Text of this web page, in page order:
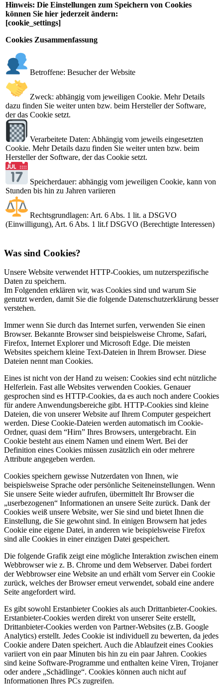
Hinweis: Die Einstellungen zum Speichern von Cookies
können Sie hier jederzeit ändern:
[cookie_settings]
Cookies Zusammenfassung
Betroffene: Besucher der Website
Zweck: abhängig vom jeweiligen Cookie. Mehr Details
dazu finden Sie weiter unten bzw. beim Hersteller der Software,
der das Cookie setzt.
Verarbeitete Daten: Abhängig vom jeweils eingesetzten
Cookie. Mehr Details dazu finden Sie weiter unten bzw. beim
Hersteller der Software, der das Cookie setzt.
Speicherdauer: abhängig vom jeweiligen Cookie, kann von
Stunden bis hin zu Jahren variieren
Rechtsgrundlagen: Art. 6 Abs. 1 lit. a DSGVO
(Einwilligung), Art. 6 Abs. 1 lit.f DSGVO (Berechtigte Interessen)
Was sind Cookies?
Unsere Website verwendet HTTP-Cookies, um nutzerspezifische
Daten zu speichern.
Im Folgenden erklären wir, was Cookies sind und warum Sie
genutzt werden, damit Sie die folgende Datenschutzerklärung besser
verstehen.
Immer wenn Sie durch das Internet surfen, verwenden Sie einen
Browser. Bekannte Browser sind beispielsweise Chrome, Safari,
Firefox, Internet Explorer und Microsoft Edge. Die meisten
Websites speichern kleine Text-Dateien in Ihrem Browser. Diese
Dateien nennt man Cookies.
Eines ist nicht von der Hand zu weisen: Cookies sind echt nützliche
Helferlein. Fast alle Websites verwenden Cookies. Genauer
gesprochen sind es HTTP-Cookies, da es auch noch andere Cookies
für andere Anwendungsbereiche gibt. HTTP-Cookies sind kleine
Dateien, die von unserer Website auf Ihrem Computer gespeichert
werden. Diese Cookie-Dateien werden automatisch im Cookie-
Ordner, quasi dem “Hirn” Ihres Browsers, untergebracht. Ein
Cookie besteht aus einem Namen und einem Wert. Bei der
Definition eines Cookies müssen zusätzlich ein oder mehrere
Attribute angegeben werden.
Cookies speichern gewisse Nutzerdaten von Ihnen, wie
beispielsweise Sprache oder persönliche Seiteneinstellungen. Wenn
Sie unsere Seite wieder aufrufen, übermittelt Ihr Browser die
„userbezogenen“ Informationen an unsere Seite zurück. Dank der
Cookies weiß unsere Website, wer Sie sind und bietet Ihnen die
Einstellung, die Sie gewohnt sind. In einigen Browsern hat jedes
Cookie eine eigene Datei, in anderen wie beispielsweise Firefox
sind alle Cookies in einer einzigen Datei gespeichert.
Die folgende Grafik zeigt eine mögliche Interaktion zwischen einem
Webbrowser wie z. B. Chrome und dem Webserver. Dabei fordert
der Webbrowser eine Website an und erhält vom Server ein Cookie
zurück, welches der Browser erneut verwendet, sobald eine andere
Seite angefordert wird.
Es gibt sowohl Erstanbieter Cookies als auch Drittanbieter-Cookies.
Erstanbieter-Cookies werden direkt von unserer Seite erstellt,
Drittanbieter-Cookies werden von Partner-Websites (z.B. Google
Analytics) erstellt. Jedes Cookie ist individuell zu bewerten, da jedes
Cookie andere Daten speichert. Auch die Ablaufzeit eines Cookies
variiert von ein paar Minuten bis hin zu ein paar Jahren. Cookies
sind keine Software-Programme und enthalten keine Viren, Trojaner
oder andere „Schädlinge“. Cookies können auch nicht auf
Informationen Ihres PCs zugreifen.